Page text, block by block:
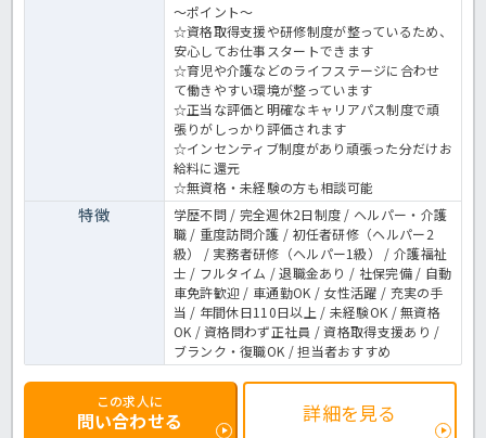
～ポイント～
☆資格取得支援や研修制度が整っているため、
安心してお仕事スタートできます
☆育児や介護などのライフステージに合わせ
て働きやすい環境が整っています
☆正当な評価と明確なキャリアパス制度で頑
張りがしっかり評価されます
☆インセンティブ制度があり頑張った分だけお
給料に還元
☆無資格・未経験の方も相談可能
特徴
学歴不問 / 完全週休2日制度 / ヘルパー・介護
職 / 重度訪問介護 / 初任者研修（ヘルパー2
級） / 実務者研修（ヘルパー1級） / 介護福祉
士 / フルタイム / 退職金あり / 社保完備 / 自動
車免許歓迎 / 車通勤OK / 女性活躍 / 充実の手
当 / 年間休日110日以上 / 未経験OK / 無資格
OK / 資格問わず正社員 / 資格取得支援あり /
ブランク・復職OK / 担当者おすすめ
この求人に
問い合わせる 詳細を見る